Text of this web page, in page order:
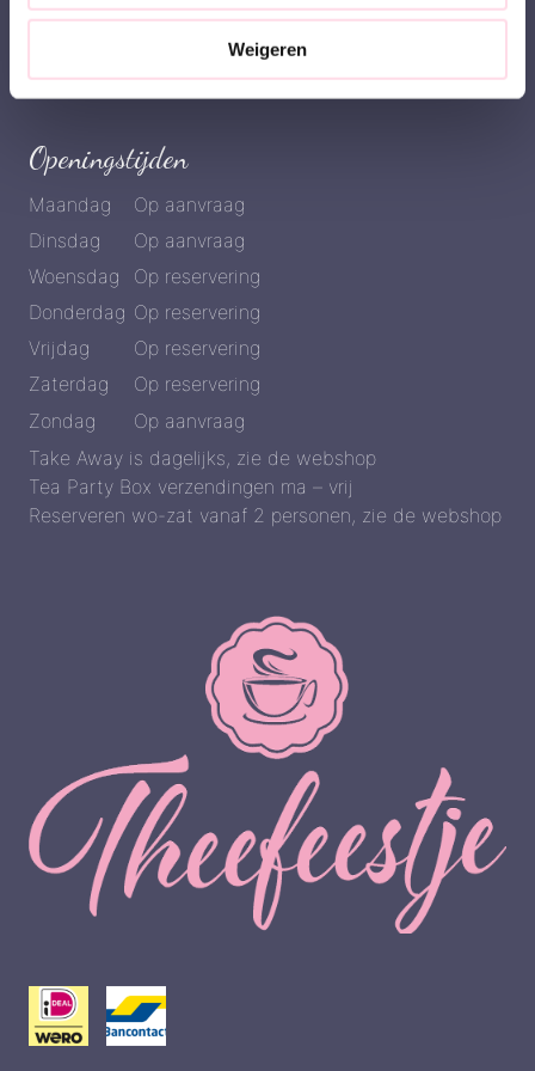
Weigeren
Afrekenen
Openingstijden
Maandag
Op aanvraag
Dinsdag
Op aanvraag
Woensdag
Op reservering
Donderdag Op reservering
Vrijdag
Op reservering
Zaterdag
Op reservering
Zondag
Op aanvraag
Take Away is dagelijks, zie de webshop
Tea Party Box verzendingen ma – vrij
Reserveren wo-zat vanaf 2 personen, zie de webshop